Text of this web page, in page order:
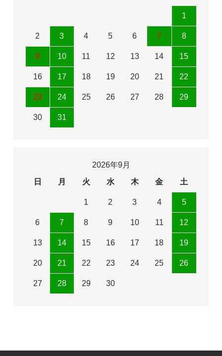
1
2 3 4 5 6 7 8
9 10 11 12 13 14 15
16 17 18 19 20 21 22
23 24 25 26 27 28 29
30 31
2026年9月
日
月 火 水 木 金 土
1 2 3 4 5
6 7 8 9 10 11 12
13 14 15 16 17 18 19
20 21 22 23 24 25 26
27 28 29 30